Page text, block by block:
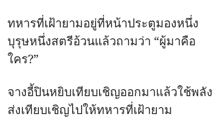
ทหารที่เฝ้ายามอยู่ที่หน้าประตูมองหนึ่ง
บุรุษหนึ่งสตรีอ้วนแล้วถามว่า “ผู้มาคือ
ใคร?”
จางอี้ปินหยิบเทียบเชิญออกมาแล้วใช้พลัง
ส่งเทียบเชิญไปให้ทหารที่เฝ้ายาม